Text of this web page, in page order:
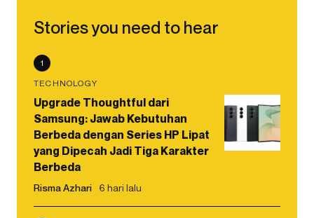
Stories you need to hear
1
TECHNOLOGY
Upgrade Thoughtful dari
Samsung: Jawab Kebutuhan
Berbeda dengan Series HP Lipat
yang Dipecah Jadi Tiga Karakter
Berbeda
Risma Azhari 6 hari lalu